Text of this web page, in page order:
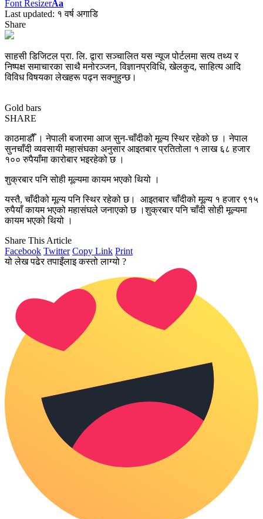
Font ResizerAa
Last updated: १ वर्ष अगाडि
Share
साहसी डिजिटल प्रा. लि. द्वारा सञ्चालित यस न्यूज पोर्टलमा सत्य तथ्य र
निष्पक्ष समाचारका साथै मनोरञ्जन, विज्ञानप्रविधि, खेलकुद, साहित्य आदि
विविध विषयका लेखहरू पढ्न सक्नुहुन्छ।
Gold bars
SHARE
काठमाडौँ । नेपाली बजारमा आज सुन-चाँदीको मूल्य स्थिर रहेको छ । नेपाल
सुनचाँदी व्यवसायी महासंघका अनुसार आइतबार प्रतितोला १ लाख ६८ हजार
१०० रुपैयाँमा कारोबार भइरहेको छ ।
शुक्रबार पनि सोही मूल्यमा कायम भएको थियो ।
यस्तै, चाँदीको मूल्य पनि स्थिर रहेको छ। आइतबार चाँदीको मूल्य १ हजार ९१५
रुपैयाँ कायम भएको महासंघले जनाएको छ ।शुक्रबार पनि चाँदी सोही मूल्यमा
कायम भएको थियो ।
Share This Article
Facebook Twitter Copy Link Print
यो लेख पढेर तपाइँलाइ कस्तो लाग्यो ?